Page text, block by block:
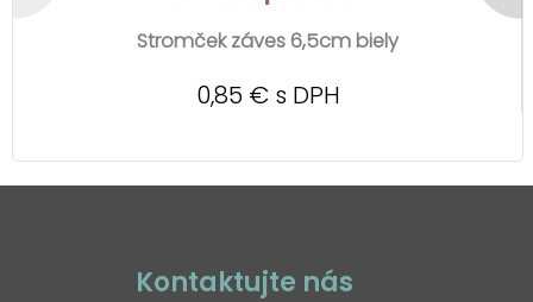
Stromček záves 6,5cm biely
0,85 € s DPH
Kontaktujte nás